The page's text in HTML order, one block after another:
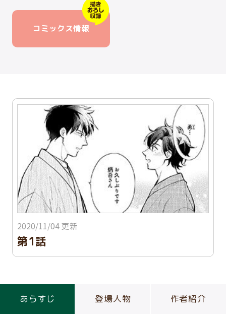
コミックス情報
2020/11/04 更新
第1話
あらすじ 登場人物 作者紹介